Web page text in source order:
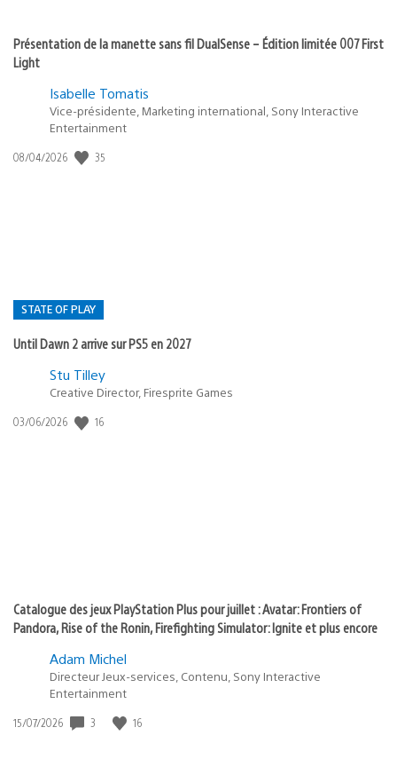
Présentation de la manette sans fil DualSense – Édition limitée 007 First
Light
Isabelle Tomatis
Vice-présidente, Marketing international, Sony Interactive
Entertainment
Date
08/04/2026 35
STATE OF PLAY
Until Dawn 2 arrive sur PS5 en 2027
Postée
:
Stu Tilley
Creative Director, Firesprite Games
Date
03/06/2026 16
Catalogue des jeux PlayStation Plus pour juillet : Avatar: Frontiers of
Pandora, Rise of the Ronin, Firefighting Simulator: Ignite et plus encore
Adam Michel
Directeur Jeux-services, Contenu, Sony Interactive
Entertainment
Date
15/07/2026 3 16